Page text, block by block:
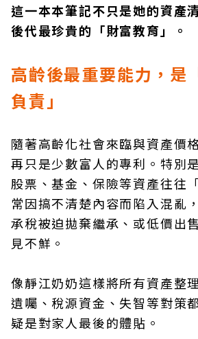
這一本本筆記不只是她的資產
後代最珍貴的「財富教育」。
高齡後最重要能力，是
負責」
隨著高齡化社會來臨與資產價
再只是少數富人的專利。特別
股票、基金、保險等資產往往
常因搞不清楚內容而陷入混亂
承稅被迫拋棄繼承、或低價出
見不鮮。
像靜江奶奶這樣將所有資產整
遺囑、稅源資金、失智等對策
疑是對家人最後的體貼。